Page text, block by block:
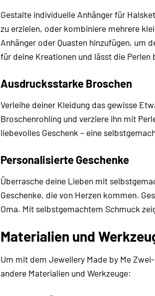
Gestalte individuelle Anhänger für
zu erzielen, oder kombiniere mehrere
Anhänger oder Quasten hinzufügen, um
für deine Kreationen und lässt die
Ausdrucksstarke Broschen
Verleihe deiner Kleidung das gewisse
Broschenrohling und verziere ihn mit
liebevolles Geschenk – eine
Personalisierte Geschenke
Überrasche deine Lieben mit
Geschenke, die von Herzen kommen.
Oma. Mit selbstgemachtem Schmuck
Materialien und
Um mit dem Jewellery Made by Me
andere Materialien und Werkzeuge: